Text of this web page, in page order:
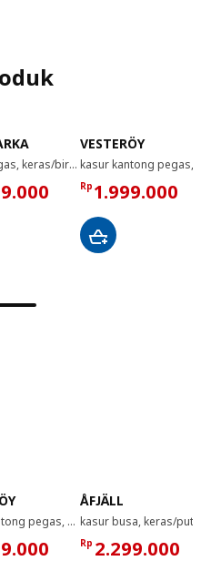
kasur pegas, keras/biru muda, 90x200 cm
VESTERÖY
Rp 1.999.000
kasur kantong pegas, keras/biru muda, 90x200 cm
ÅFJÄLL
Rp 2.299.000